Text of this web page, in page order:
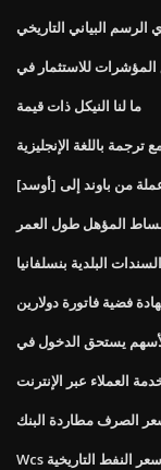
الرسم البياني التاريخي
للاستثمار في
ما لنا النيكل ذات قيمة
باللغة الإنجليزية
من باوند إلى [أوسد]
المؤهل طول العمر
البلدية بنسلفانيا
يستحق الدخول في
العملاء عبر الإنترنت
الصرف مطاردة البنك
Wcs سعر النفط التاريخية